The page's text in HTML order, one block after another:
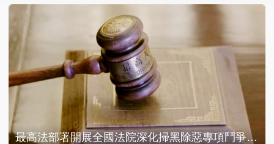
最高法部署開展全國法院深化掃黑除惡專項鬥爭工作